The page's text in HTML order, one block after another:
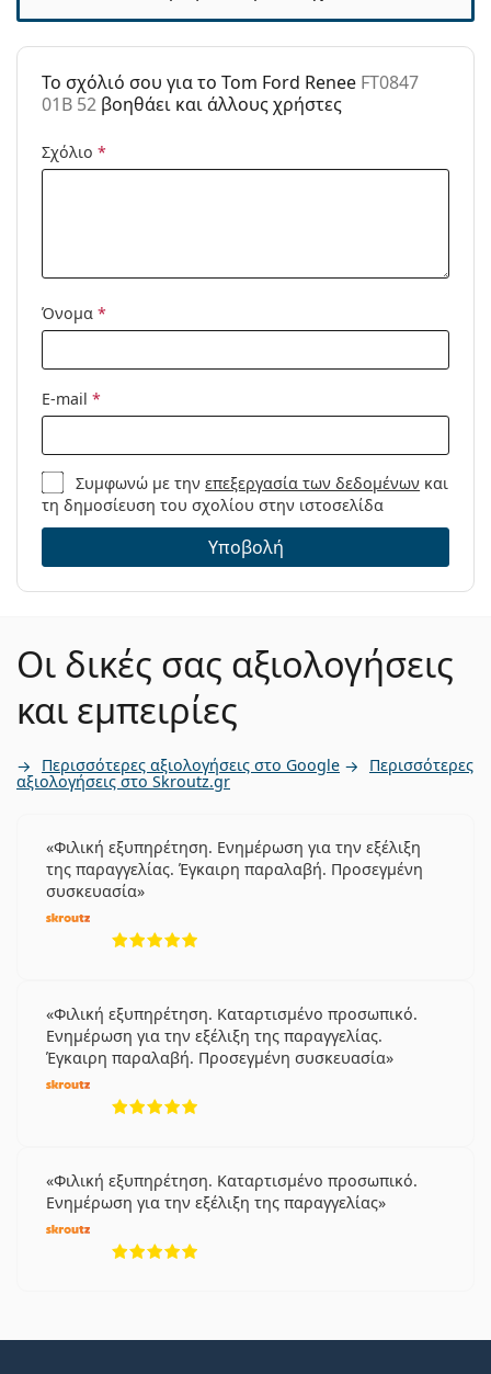
Χρήση:
Μόδα
Προϊόντος /
To σχόλιό σου για το Tom Ford Renee FT0847
01B 52 βοηθάει και άλλους χρήστες
Σχόλιο *
Όνομα *
E-mail *
Συμφωνώ με τηνεπεξεργασία των δεδομένων και
τη δημοσίευση του σχολίου στην ιστοσελίδα
Υποβολή
Οι δικές σας αξιολογήσεις
και εμπειρίες
Περισσότερες αξιολογήσεις στο Google Περισσότερες
αξιολογήσεις στο Skroutz.gr
Φιλική εξυπηρέτηση. Ενημέρωση για την εξέλιξη
της παραγγελίας. Έγκαιρη παραλαβή. Προσεγμένη
συσκευασία
Φιλική εξυπηρέτηση. Καταρτισμένο προσωπικό.
Ενημέρωση για την εξέλιξη της παραγγελίας.
Έγκαιρη παραλαβή. Προσεγμένη συσκευασία
Φιλική εξυπηρέτηση. Καταρτισμένο προσωπικό.
Ενημέρωση για την εξέλιξη της παραγγελίας